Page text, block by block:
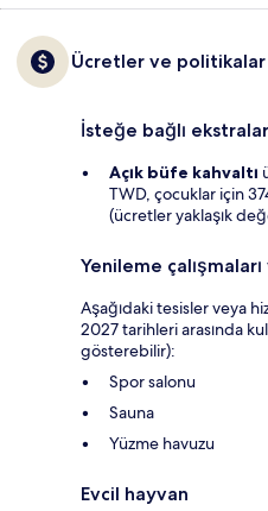
Ücretler ve politikalar
İsteğe bağlı ekstralar
Açık büfe kahvaltı
TWD, çocuklar için
(ücretler yaklaşık
Yenileme
Aşağıdaki tesisler veya
2027 tarihleri arasında
gösterebilir):
Spor salonu
Sauna
Yüzme havuzu
Evcil hayvan